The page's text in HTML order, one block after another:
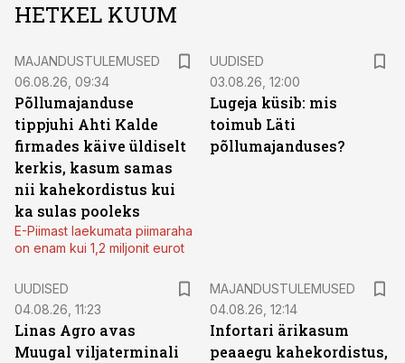
HETKEL KUUM
MAJANDUSTULEMUSED
06.08.26, 09:34
Põllumajanduse
tippjuhi Ahti Kalde
firmades käive üldiselt
kerkis, kasum samas
nii kahekordistus kui
ka sulas pooleks
E-Piimast laekumata piimaraha
on enam kui 1,2 miljonit eurot
UUDISED
03.08.26, 12:00
Lugeja küsib: mis
toimub Läti
põllumajanduses?
UUDISED
04.08.26, 11:23
Linas Agro avas
Muugal viljaterminali
MAJANDUSTULEMUSED
04.08.26, 12:14
Infortari ärikasum
peaaegu kahekordistus,